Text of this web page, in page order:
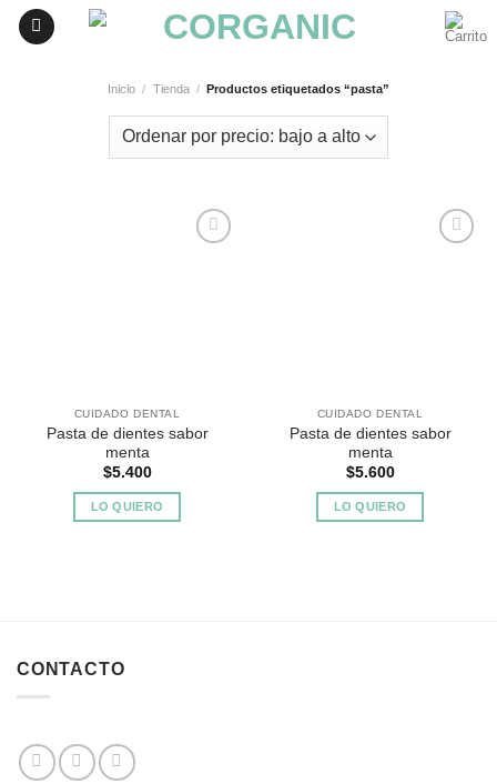
Skip
Inicio / Tienda / Productos etiquetados “pasta”
CUIDADO DENTAL
Pasta de dientes sabor
menta
$5.400
LO QUIERO
CUIDADO DENTAL
Pasta de dientes sabor
menta
$5.600
LO QUIERO
CONTACTO